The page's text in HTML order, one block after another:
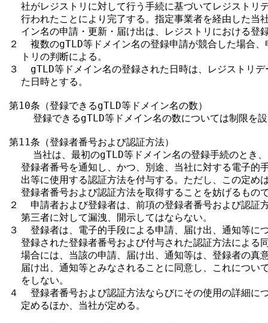
社がレジストリに対して行う手続に基づいてレジストリ
行われたことにより完了する。指定事業者を経由した当
イン名の申請・更新・届け出は、レジストリにおける登
２  複数のgTLD等ドメイン名の登録申請が競合した場合、
  トリの判断による。
３  gTLD等ドメイン名の登録された日時は、レジストリデ
  た日時とする。
第10条（登録できるgTLD等ドメイン名の数）
登録できるgTLD等ドメイン名の数については制限を
第11条（登録者番号および認証方法）
当社は、最初のgTLD等ドメイン名の登録手続のとき
登録者番号を通知し、かつ、別途、当社に対する電子的
出等に使用する認証方法を付与する。ただし、この定め
登録者番号および認証方法を取得することを妨げるもの
２  申請者および登録者は、前項の登録者番号および認証
  第三者に対して漏洩、開示してはならない。
３  登録者は、電子的手段による申請、届け出、通知等に
登録された登録者番号および付与された認証方法による
場合には、当該の申請、届け出、通知等は、登録者の真
届け出、通知等とみなされることに同意し、これについ
  をしない。
４  登録者番号および認証方法ならびにその使用の詳細に
  定めるほか、当社が定める。